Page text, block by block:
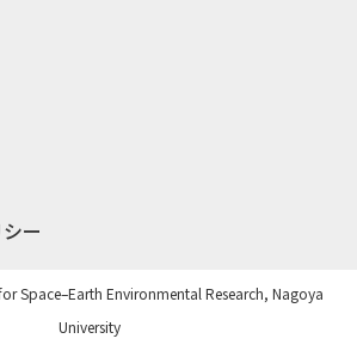
ー
Space–Earth Environmental Research, Nagoya
University